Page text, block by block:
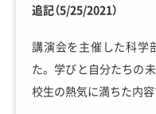
追記（5/25/2021）
講演会を主催した科学
た。学びと自分たちの
校生の熱気に満ちた内